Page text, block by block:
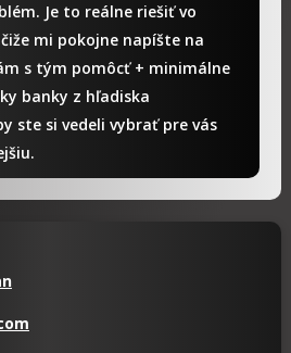
Je to reálne riešiť vo
mi pokojne napíšte na
s tým pomôcť + minimálne
banky z hľadiska
ste si vedeli vybrať pre vás